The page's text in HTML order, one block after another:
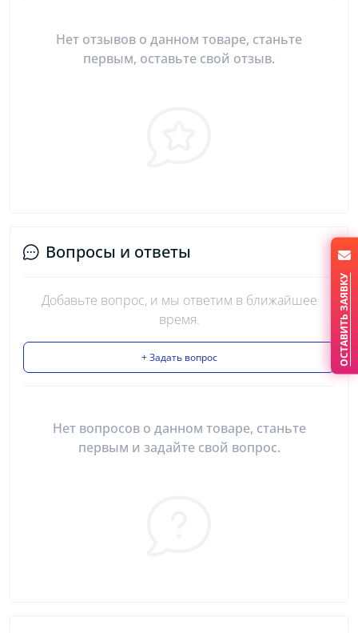
Нет отзывов о данном товаре, станьте
первым, оставьте свой отзыв.
Вопросы и ответы
Добавьте вопрос, и мы ответим в ближайшее
время.
+ Задать вопрос
Нет вопросов о данном товаре, станьте
первым и задайте свой вопрос.
ОСТАВИТЬ ЗАЯВКУ